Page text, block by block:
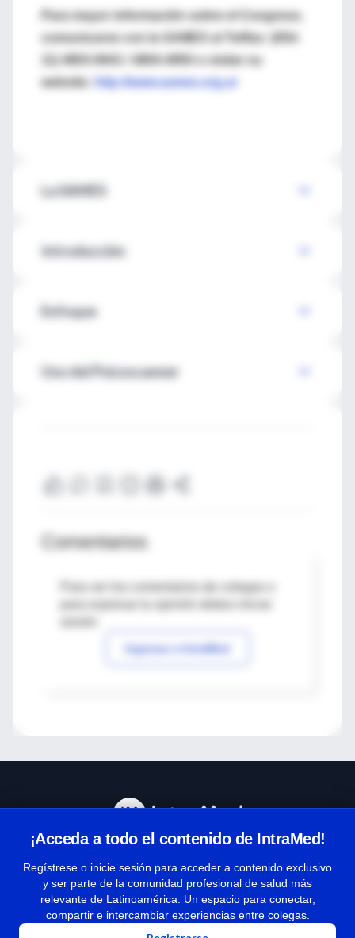
Para mayor información sobre el Congreso,
comunicarse con la SAMES al Tel/fax: (054-
11) 4803-0641 / 4804-4950 o visitar su
website:
http://www.sames.org.ar
La SAMES
Introducción
Enfoque
Uso del Psicoscanner
Comentarios
Para ver los comentarios de colegas o
Ingresar a IntraMed
¡Acceda a todo el contenido de IntraMed!
Regístrese o inicie sesión para acceder a contenido exclusivo
y ser parte de la comunidad profesional de salud más
relevante de Latinoamérica. Un espacio para conectar,
compartir e intercambiar experiencias entre colegas.
Términos y condiciones
| Políticas de privacidad